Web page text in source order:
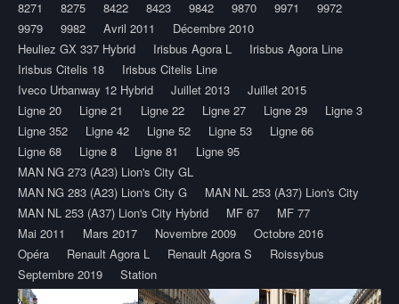
8271
8275 8422 8423 9842 9870 9971
9972
9979
9982 Avril 2011
Décembre 2010
Heuliez GX 337 Hybrid
Irisbus Agora L
Irisbus Agora Line
Irisbus Citelis 18
Irisbus Citelis Line
Iveco Urbanway 12 Hybrid
Juillet 2013
Juillet 2015
Ligne 20
Ligne 21 Ligne 22 Ligne 27 Ligne 29
Ligne 3
Ligne 352
Ligne 42 Ligne 52 Ligne 53
Ligne 66
Ligne 68
Ligne 8 Ligne 81
Ligne 95
MAN NG 273 (A23) Lion's City GL
MAN NG 283 (A23) Lion's City G
MAN NL 253 (A37) Lion's City
MAN NL 253 (A37) Lion's City Hybrid
MF 67
MF 77
Mai 2011
Mars 2017 Novembre 2009
Octobre 2016
Opéra
Renault Agora L Renault Agora S
Roissybus
Septembre 2019
Station